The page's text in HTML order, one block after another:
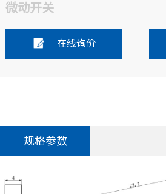
微动开关
在线询价
规格参数